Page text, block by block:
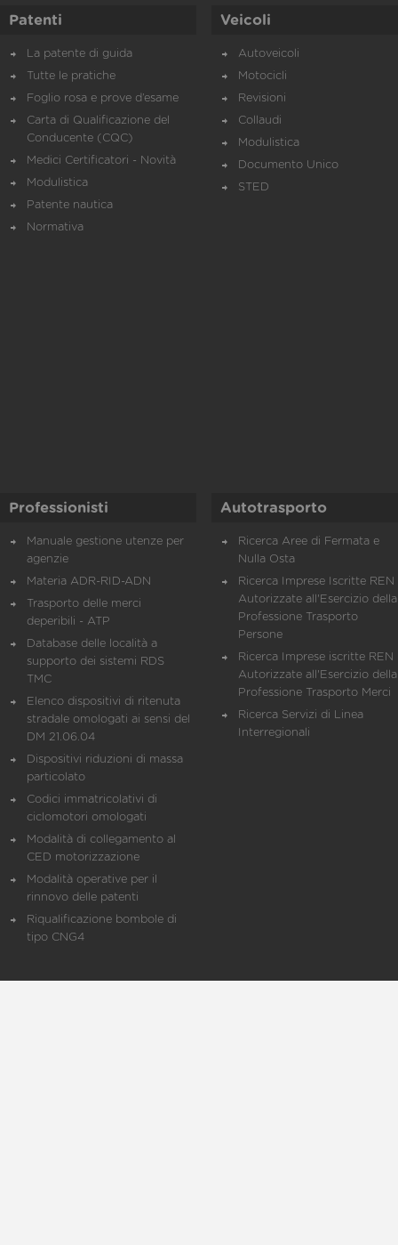
Patenti
La patente di guida
Tutte le pratiche
Foglio rosa e prove d’esame
Carta di Qualificazione del
Conducente (CQC)
Medici Certificatori - Novità
Modulistica
Patente nautica
Normativa
Veicoli
Autoveicoli
Motocicli
Revisioni
Collaudi
Modulistica
Documento Unico
STED
Professionisti
Manuale gestione utenze per
agenzie
Materia ADR-RID-ADN
Trasporto delle merci
deperibili - ATP
Database delle località a
supporto dei sistemi RDS
TMC
Elenco dispositivi di ritenuta
stradale omologati ai sensi del
DM 21.06.04
Dispositivi riduzioni di massa
particolato
Codici immatricolativi di
ciclomotori omologati
Modalità di collegamento al
CED motorizzazione
Modalità operative per il
rinnovo delle patenti
Riqualificazione bombole di
tipo CNG4
Autotrasporto
Ricerca Aree di Fermata e
Nulla Osta
Ricerca Imprese Iscritte REN
Autorizzate all'Esercizio della
Professione Trasporto
Persone
Ricerca Imprese iscritte REN
Autorizzate all'Esercizio della
Professione Trasporto Merci
Ricerca Servizi di Linea
Interregionali